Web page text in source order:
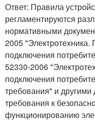
Ответ: Правила
регламентируются
нормативными
2005
подключения
52330-2006
подключения
требования" и
требования к
функционированию